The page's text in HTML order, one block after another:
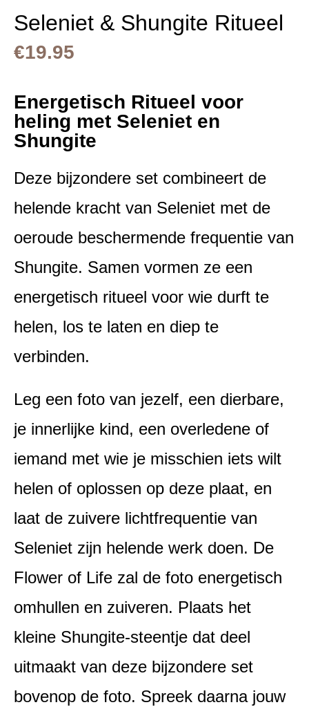
Seleniet & Shungite Ritueel
€19.95
Energetisch Ritueel voor
heling met Seleniet en
Shungite
Deze bijzondere set combineert de
helende kracht van Seleniet met de
oeroude beschermende frequentie van
Shungite. Samen vormen ze een
energetisch ritueel voor wie durft te
helen, los te laten en diep te
verbinden.
Leg een foto van jezelf, een dierbare,
je innerlijke kind, een overledene of
iemand met wie je misschien iets wilt
helen of oplossen op deze plaat, en
laat de zuivere lichtfrequentie van
Seleniet zijn helende werk doen. De
Flower of Life zal de foto energetisch
omhullen en zuiveren. Plaats het
kleine Shungite-steentje dat deel
uitmaakt van deze bijzondere set
bovenop de foto. Spreek daarna jouw